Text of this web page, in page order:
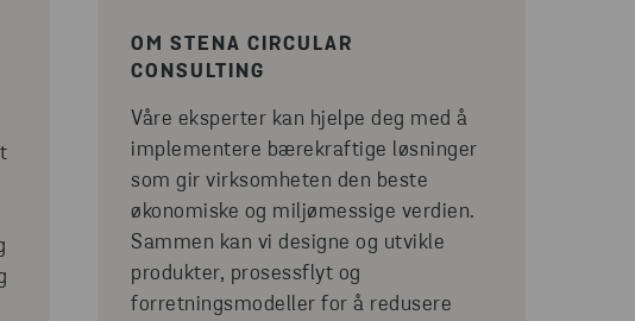
OM STENA CIRCULAR
CONSULTING
Våre eksperter kan hjelpe deg med å
implementere bærekraftige løsninger
som gir virksomheten den beste
økonomiske og miljømessige verdien.
Sammen kan vi designe og utvikle
produkter, prosessflyt og
forretningsmodeller for å redusere